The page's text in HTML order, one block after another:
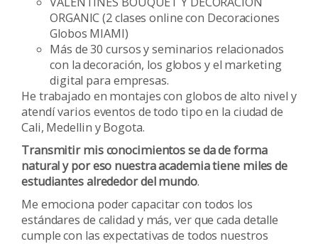
ORGANIC (2 clases online con Decoraciones
Globos MIAMI)
Más de 30 cursos y seminarios relacionados
con la decoración, los globos y el marketing
digital para empresas.
He trabajado en montajes con globos de alto nivel y
atendí varios eventos de todo tipo en la ciudad de
Cali, Medellin y Bogota.
Transmitir mis conocimientos se da de forma
natural y por eso nuestra academia tiene miles de
estudiantes alrededor del mundo.
Me emociona poder capacitar con todos los
estándares de calidad y más, ver que cada detalle
cumple con las expectativas de todos nuestros